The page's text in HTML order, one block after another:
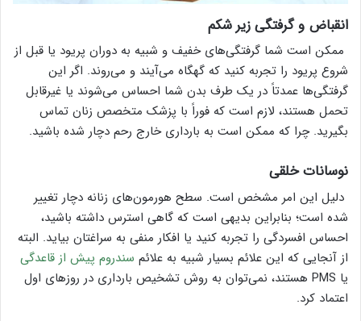
انقباض و گرفتگی زیر شکم
ممکن است شما گرفتگی‌های خفیف و شبیه به دوران پریود یا قبل از
شروع پریود را تجربه کنید که گهگاه می‌آیند و می‌روند. اگر این
گرفتگی‌ها عمدتاً در یک طرف بدن شما احساس می‌شوند یا غیرقابل
تحمل هستند، لازم است که فوراً با پزشک متخصص زنان تماس
بگیرید. چرا که ممکن است به بارداری خارج رحم دچار شده باشید.
نوسانات خلقی
دلیل این امر مشخص است. سطح هورمون‌های زنانه دچار تغییر
شده است؛ بنابراین بدیهی است که گاهی استرس داشته باشید،
احساس افسردگی را تجربه کنید یا افکار منفی به سراغتان بیاید. البته
از آنجایی که این علائم بسیار شبیه به علائم سندروم پیش از قاعدگی
یا PMS هستند، نمی‌توان به روش تشخیص بارداری در روزهای اول
اعتماد کرد.